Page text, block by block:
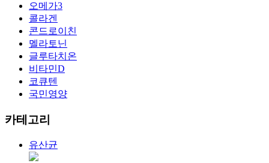
오메가3
콜라겐
콘드로이친
멜라토닌
글루타치온
비타민D
코큐텐
국민영양
카테고리
유산균